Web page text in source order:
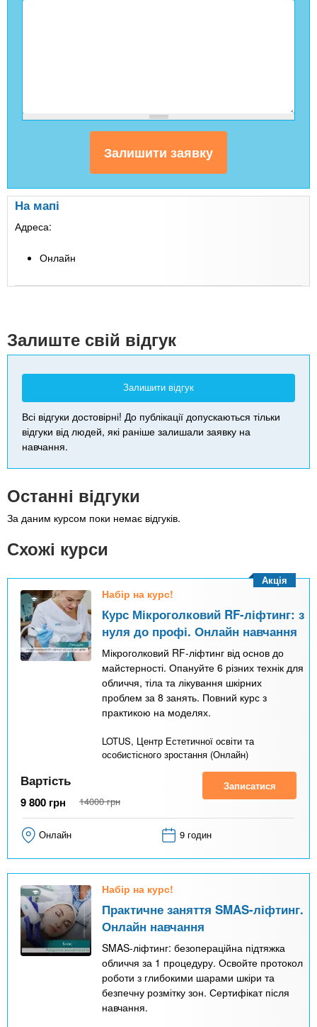
На мапі
Адреса:
Онлайн
Залиште свій відгук
Залишити відгук
Всі відгуки достовірні! До публікації допускаються тільки
відгуки від людей, які раніше залишали заявку на
навчання.
Останні відгуки
За даним курсом поки немає відгуків.
Схожі курси
Набір на курс!
Курс Мікроголковий RF-ліфтинг: з
нуля до профі. Онлайн навчання
Мікроголковий RF-ліфтинг від основ до
майстерності. Опануйте 6 різних технік для
обличчя, тіла та лікування шкірних
проблем за 8 занять. Повний курс з
практикою на моделях.
LOTUS, Центр Естетичної освіти та
особистісного зростання (Онлайн)
Акція
Вартість
9 800 грн 14000 грн
Записатися
Онлайн 9 годин
Набір на курс!
Практичне заняття SMAS-ліфтинг.
Онлайн навчання
SMAS-ліфтинг: безопераційна підтяжка
обличчя за 1 процедуру. Освойте протокол
роботи з глибокими шарами шкіри та
безпечну розмітку зон. Сертифікат після
навчання.